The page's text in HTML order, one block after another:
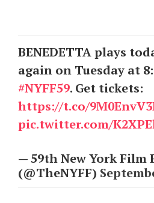
BENEDETTA plays
again on Tuesday at
#NYFF59. Get tickets:
https://t.co/
pic.twitter.com/
— 59th New York Film
(@TheNYFF)